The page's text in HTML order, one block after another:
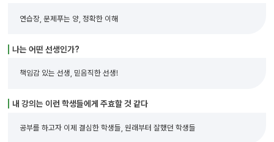
연습장, 문제푸는 양, 정확한 이해
나는 어떤 선생인가?
책임감 있는 선생, 믿음직한 선생!
내 강의는 이런 학생들에게 주효할 것 같다
공부를 하고자 이제 결심한 학생들, 원래부터 잘했던 학생들